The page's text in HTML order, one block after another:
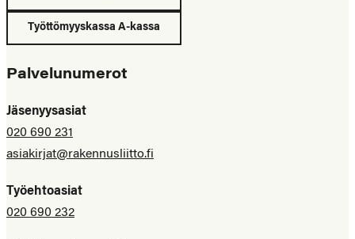
Työttömyyskassa A-kassa
Palvelunumerot
Jäsenyysasiat
020 690 231
asiakirjat@rakennusliitto.fi
Työehtoasiat
020 690 232